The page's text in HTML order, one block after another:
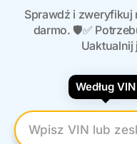
Sprawdź i zweryfikuj
darmo. 🛡️✅
Uaktualnij
Według VIN
Wpisz numer VIN